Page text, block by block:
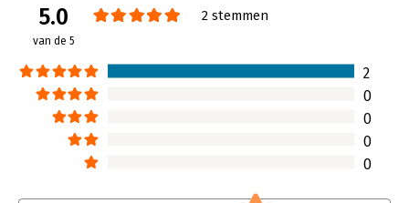
persoonlijkheidskenmerken die
Trump tot een gevaarlijke macht
maken.
Lees verder
5.0
van de 5
2 stemmen
2
0
0
0
0